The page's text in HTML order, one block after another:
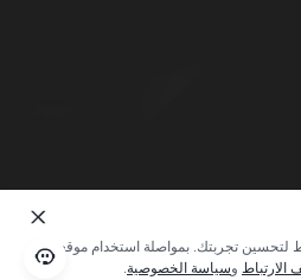
لتحسين تجربتك. بمواصلة استخدام موقعنا؛
الارتباط وسياسة الخصوصية.